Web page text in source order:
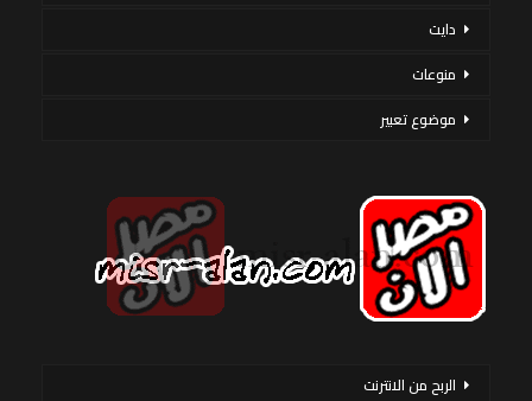
دايت
منوعات
موضوع تعبير
الربح من الانترنت